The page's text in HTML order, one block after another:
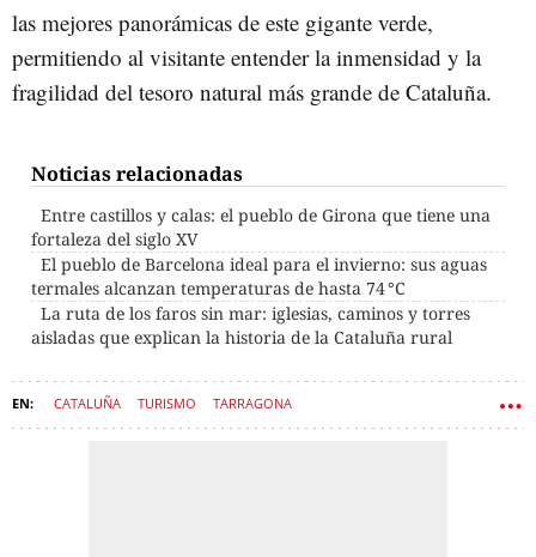
las mejores panorámicas de este gigante verde,
permitiendo al visitante entender la inmensidad y la
fragilidad del tesoro natural más grande de Cataluña.
Noticias relacionadas
Entre castillos y calas: el pueblo de Girona que tiene una
fortaleza del siglo XV
El pueblo de Barcelona ideal para el invierno: sus aguas
termales alcanzan temperaturas de hasta 74 °C
La ruta de los faros sin mar: iglesias, caminos y torres
aisladas que explican la historia de la Cataluña rural
CATALUÑA TURISMO TARRAGONA